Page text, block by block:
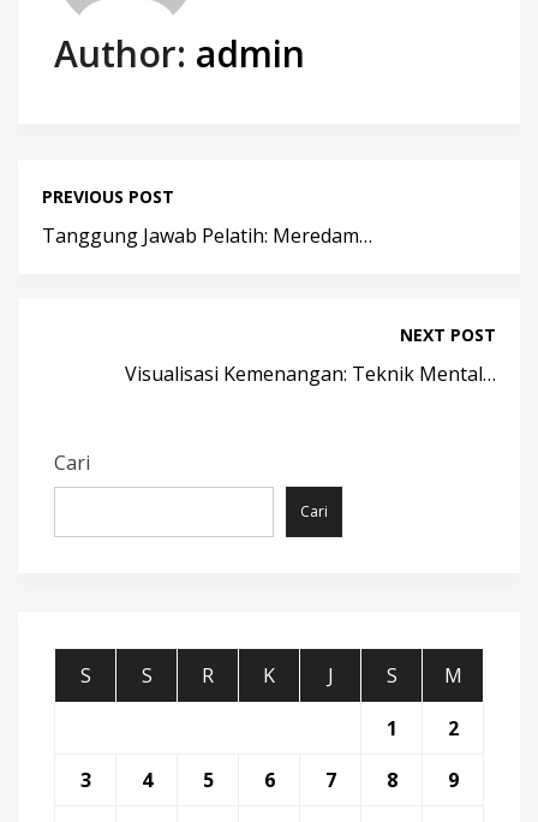
Author: admin
PREVIOUS POST
Tanggung Jawab Pelatih: Meredam…
NEXT POST
Visualisasi Kemenangan: Teknik Mental…
Cari
Cari
S S R K J S
M
1
2
3
4 5 6 7 8
9